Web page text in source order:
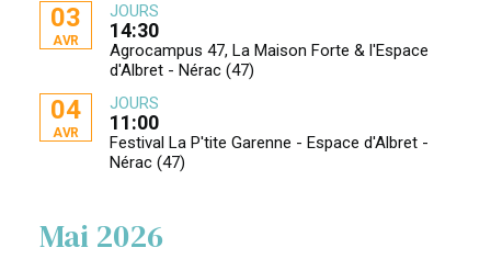
03
AVR
JOURS
14:30
Agrocampus 47, La Maison Forte & l'Espace
d'Albret - Nérac (47)
04
AVR
JOURS
11:00
Festival La P'tite Garenne - Espace d'Albret -
Nérac (47)
Mai 2026